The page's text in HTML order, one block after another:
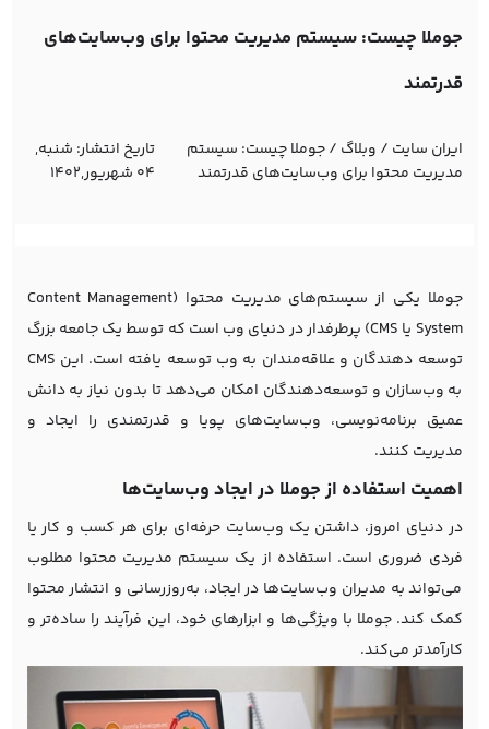
جوملا چیست: سیستم مدیریت محتوا برای وب‌سایت‌های
قدرتمند
ایران سایت / وبلاگ /جوملا چیست: سیستم
مدیریت محتوا برای وب‌سایت‌های قدرتمند
تاریخ انتشار: شنبه,
04 شهریور,1402
جوملا یکی از سیستم‌های مدیریت محتوا (Content Management
System یا CMS) پرطرفدار در دنیای وب است که توسط یک جامعه بزرگ
توسعه دهندگان و علاقه‌مندان به وب توسعه یافته است. این CMS
به وب‌سازان و توسعه‌دهندگان امکان می‌دهد تا بدون نیاز به دانش
عمیق برنامه‌نویسی، وب‌سایت‌های پویا و قدرتمندی را ایجاد و
مدیریت کنند.
اهمیت استفاده از جوملا در ایجاد وب‌سایت‌ها
در دنیای امروز، داشتن یک وب‌سایت حرفه‌ای برای هر کسب و کار یا
فردی ضروری است. استفاده از یک سیستم مدیریت محتوا مطلوب
می‌تواند به مدیران وب‌سایت‌ها در ایجاد، به‌روزرسانی و انتشار محتوا
کمک کند. جوملا با ویژگی‌ها و ابزارهای خود، این فرآیند را ساده‌تر و
کارآمدتر می‌کند.